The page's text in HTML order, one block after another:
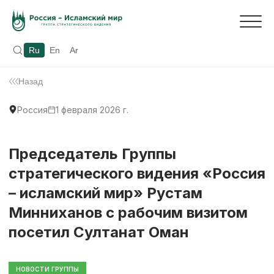
Ru En Ar
Назад
Россия 1 февраля 2026 г.
Председатель Группы
стратегического видения «Россия
– исламский мир» Рустам
Минниханов с рабочим визитом
посетил Султанат Оман
НОВОСТИ ГРУППЫ